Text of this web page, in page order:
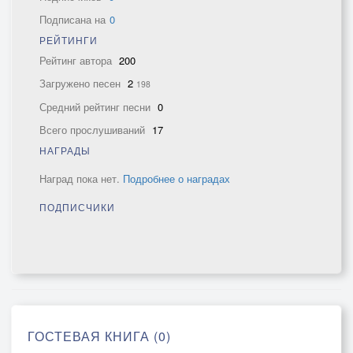
Подписана на 0
РЕЙТИНГИ
Рейтинг автора 200
Загружено песен 2 198
Средний рейтинг песни 0
Всего прослушиваний 17
НАГРАДЫ
Наград пока нет. Подробнее о наградах
ПОДПИСЧИКИ
ГОСТЕВАЯ КНИГА (0)